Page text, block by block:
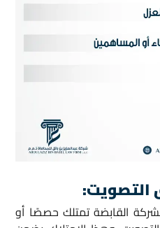
التصويت:
القابضة تمتلك حصصًا أو